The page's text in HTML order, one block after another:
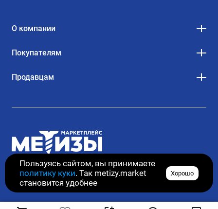
Пользуясь сайтом, вы принимаете
политику куки. Так metizy.market
становится удобнее
Хорошо
© 2020–2026. Все права защищены
О компании
Покупателям
Продавцам